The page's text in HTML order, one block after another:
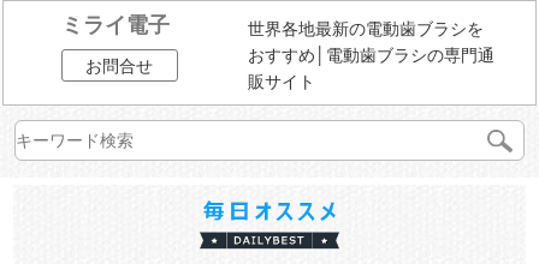
ミライ電子
お問合せ
世界各地最新の電動歯ブラシを
おすすめ│電動歯ブラシの専門通
販サイト